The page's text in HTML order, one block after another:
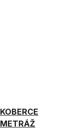
KOBERCE
METRÁŽ